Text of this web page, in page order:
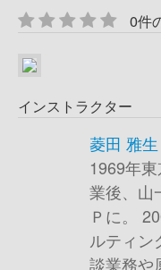
0件
インストラクター
菱田 雅生
1969年
業後、山
Ｐに。
ルティン
談業務や